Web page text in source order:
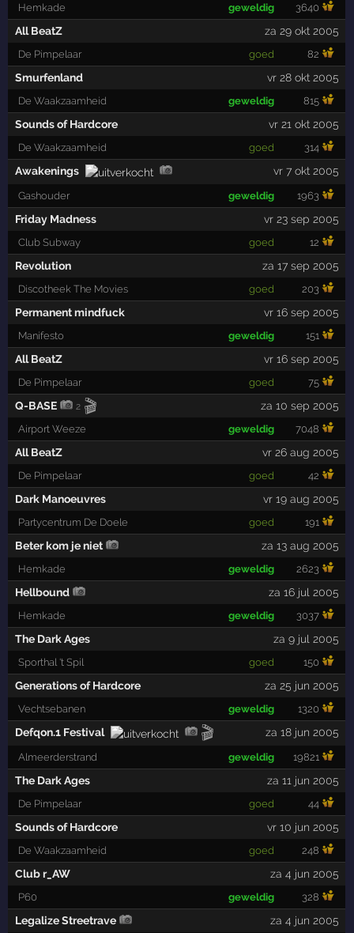
Hemkade geweldig 3640
All BeatZ za 29 okt 2005
De Pimpelaar goed 82
Smurfenland vr 28 okt 2005
De Waakzaamheid geweldig 815
Sounds of Hardcore vr 21 okt 2005
De Waakzaamheid goed 314
Awakenings vr 7 okt 2005
Gashouder geweldig 1963
Friday Madness vr 23 sep 2005
Club Subway goed 12
Revolution za 17 sep 2005
Discotheek The Movies goed 203
Permanent mindfuck vr 16 sep 2005
Manifesto geweldig 151
All BeatZ vr 16 sep 2005
De Pimpelaar goed 75
Q-BASE 2 🎬 za 10 sep 2005
Airport Weeze geweldig 7048
All BeatZ vr 26 aug 2005
De Pimpelaar goed 42
Dark Manoeuvres vr 19 aug 2005
Partycentrum De Doele goed 191
Beter kom je niet za 13 aug 2005
Hemkade geweldig 2623
Hellbound za 16 jul 2005
Hemkade geweldig 3037
The Dark Ages za 9 jul 2005
Sporthal 't Spil goed 150
Generations of Hardcore za 25 jun 2005
Vechtsebanen geweldig 1320
Defqon.1 Festival 🎬 za 18 jun 2005
Almeerderstrand geweldig 19821
The Dark Ages za 11 jun 2005
De Pimpelaar goed 44
Sounds of Hardcore vr 10 jun 2005
De Waakzaamheid goed 248
Club r_AW za 4 jun 2005
P60 geweldig 328
Legalize Streetrave za 4 jun 2005